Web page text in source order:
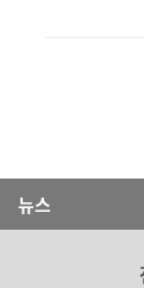
뉴스